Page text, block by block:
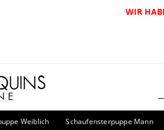
WIR
Weiblich Schaufensterpuppe Mann